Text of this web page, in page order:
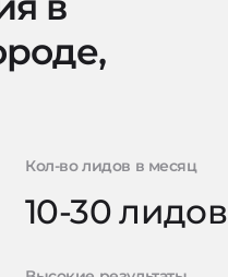
Кол-во лидов в месяц
10-30 лидов